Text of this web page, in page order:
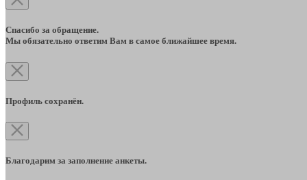
Спасибо за обращение.
Мы обязательно ответим Вам в самое ближайшее время.
Профиль сохранён.
Благодарим за заполнение анкеты.